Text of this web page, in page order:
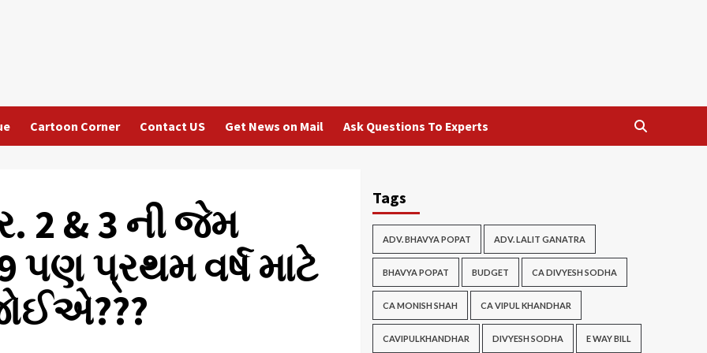
Cartoon Corner Contact US Get News on Mail Ask Questions To Experts
& 3 ની જેમ
પ્રથમ વર્ષ માટે
Tags
ADV. BHAVYA POPAT ADV. LALIT GANATRA
BHAVYA POPAT BUDGET CA DIVYESH SODHA
CA MONISH SHAH CA VIPUL KHANDHAR
CAVIPULKHANDHAR DIVYESH SODHA E WAY BILL